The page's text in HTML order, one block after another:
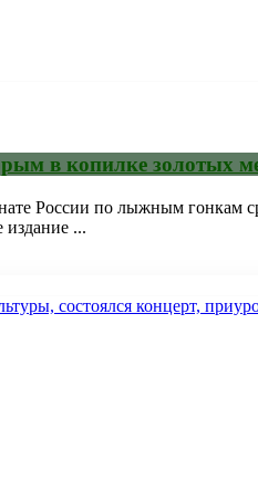
в копилке золотых
России по лыжным гонкам
издание ...